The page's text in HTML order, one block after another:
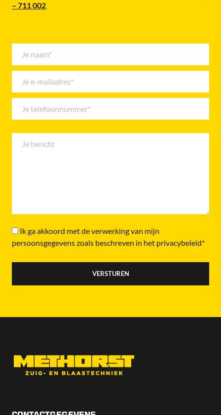
– 711 002
Ik ga akkoord met de verwerking van mijn
persoonsgegevens zoals beschreven in het privacybeleid*